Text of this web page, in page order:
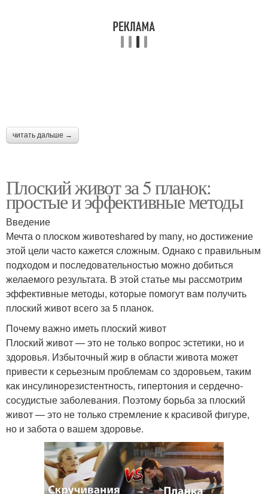
читать дальше →
Плоский живот за 5 планок:
простые и эффективные методы
Введение
Мечта о плоском животеshared by many, но достижение
этой цели часто кажется сложным. Однако с правильным
подходом и последовательностью можно добиться
желаемого результата. В этой статье мы рассмотрим
эффективные методы, которые помогут вам получить
плоский живот всего за 5 планок.
Почему важно иметь плоский живот
Плоский живот — это не только вопрос эстетики, но и
здоровья. Избыточный жир в области живота может
привести к серьезным проблемам со здоровьем, таким
как инсулинорезистентность, гипертония и сердечно-
сосудистые заболевания. Поэтому борьба за плоский
живот — это не только стремление к красивой фигуре,
но и забота о вашем здоровье.